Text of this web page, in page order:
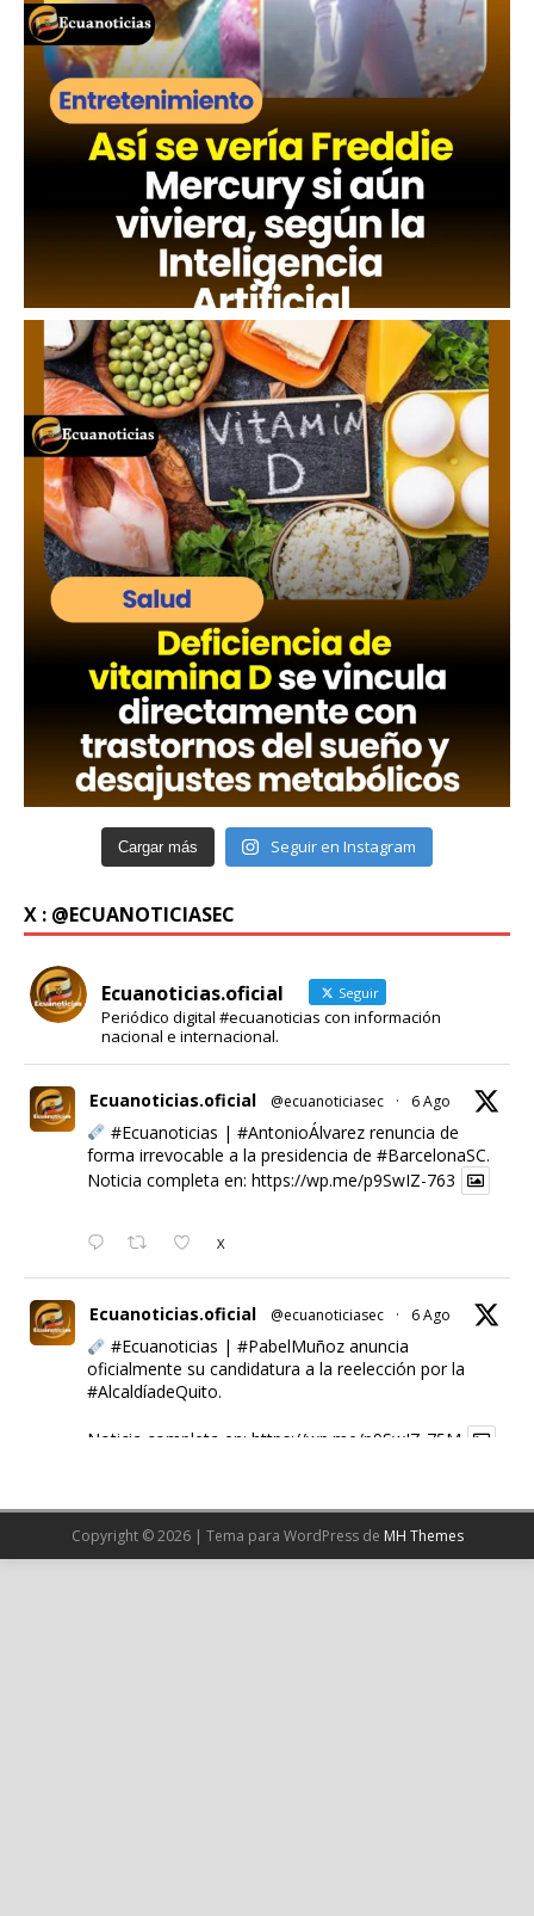
Cargar más Seguir en Instagram
X : @ECUANOTICIASEC
Ecuanoticias.oficial Seguir
Periódico digital #ecuanoticias con información
nacional e internacional.
Ecuanoticias.oficial @ecuanoticiasec · 6 Ago
#Ecuanoticias | #AntonioÁlvarezrenuncia de
forma irrevocable a la presidencia de #BarcelonaSC.
Noticia completa en: https://wp.me/p9SwIZ-763
X
Ecuanoticias.oficial @ecuanoticiasec · 6 Ago
#Ecuanoticias | #PabelMuñozanuncia
oficialmente su candidatura a la reelección por la
#AlcaldíadeQuito.
Noticia completa en: https://wp.me/p9SwIZ-75M
Cargar más
Copyright © 2026 | Tema para WordPress de MH Themes